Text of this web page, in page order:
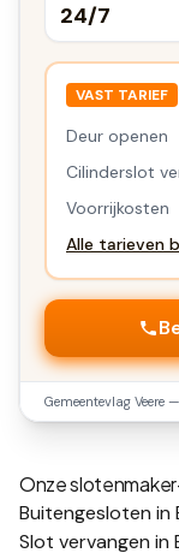
24/7
VAST TARIEF
Deur openen
Cilinderslot
Voorrijkosten
Alle tarieven
Gemeentevlag Veere —
Onze
Buitengesloten in
Slot vervangen in